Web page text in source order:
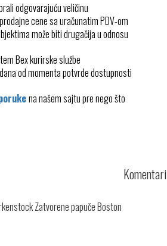
odgovarajuću veličinu
cene sa uračunatim PDV-om
može biti drugačija u odnosu
Bex kurirske službe
od momenta potvrde dostupnosti
na našem sajtu pre nego što
Komentari